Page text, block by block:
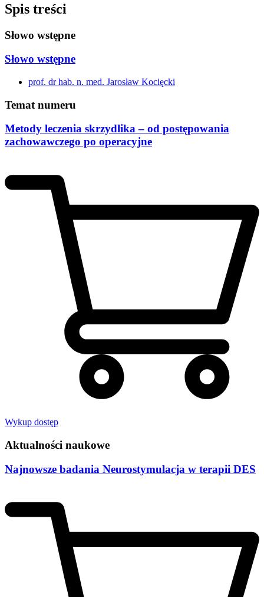
Spis treści
Słowo wstępne
Słowo wstępne
prof. dr hab. n. med. Jarosław Kocięcki
Temat numeru
Metody leczenia skrzydlika – od postępowania
zachowawczego po operacyjne
Wykup dostęp
Aktualności naukowe
Najnowsze badania Neurostymulacja w terapii DES